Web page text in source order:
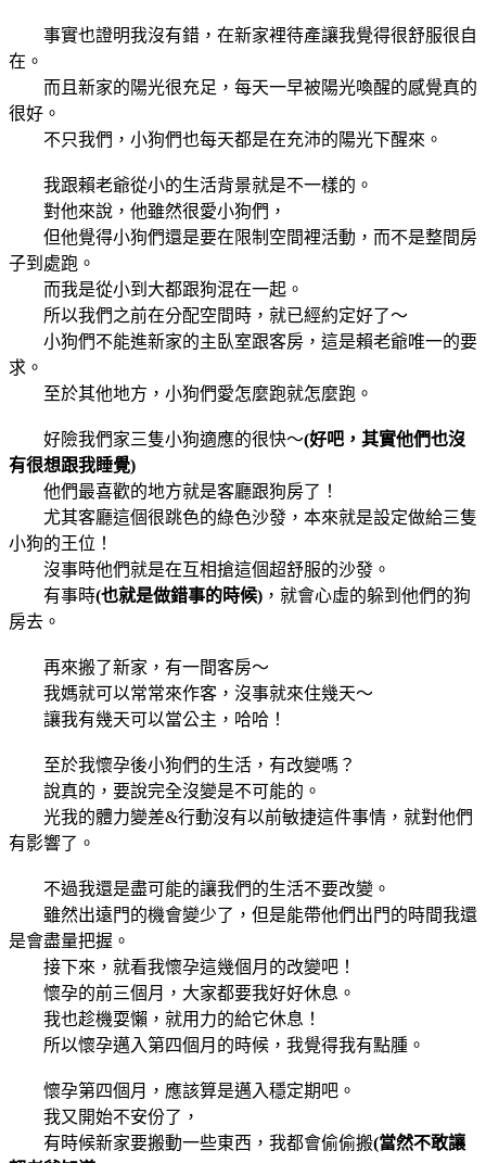
事實也證明我沒有錯，在新家裡待產讓我覺得很舒服很自
在。
而且新家的陽光很充足，每天一早被陽光喚醒的感覺真的
很好。
不只我們，小狗們也每天都是在充沛的陽光下醒來。
我跟賴老爺從小的生活背景就是不一樣的。
對他來說，他雖然很愛小狗們，
但他覺得小狗們還是要在限制空間裡活動，而不是整間房
子到處跑。
而我是從小到大都跟狗混在一起。
所以我們之前在分配空間時，就已經約定好了～
小狗們不能進新家的主臥室跟客房，這是賴老爺唯一的要
求。
至於其他地方，小狗們愛怎麼跑就怎麼跑。
好險我們家三隻小狗適應的很快～(好吧，其實他們也沒
有很想跟我睡覺)
他們最喜歡的地方就是客廳跟狗房了！
尤其客廳這個很跳色的綠色沙發，本來就是設定做給三隻
小狗的王位！
沒事時他們就是在互相搶這個超舒服的沙發。
有事時(也就是做錯事的時候) ，就會心虛的躲到他們的狗
房去。
再來搬了新家，有一間客房～
我媽就可以常常來作客，沒事就來住幾天～
讓我有幾天可以當公主，哈哈！
至於我懷孕後小狗們的生活，有改變嗎？
說真的，要說完全沒變是不可能的。
光我的體力變差&行動沒有以前敏捷這件事情，就對他們
有影響了。
不過我還是盡可能的讓我們的生活不要改變。
雖然出遠門的機會變少了，但是能帶他們出門的時間我還
是會盡量把握。
接下來，就看我懷孕這幾個月的改變吧！
懷孕的前三個月，大家都要我好好休息。
我也趁機耍懶，就用力的給它休息！
所以懷孕邁入第四個月的時候，我覺得我有點腫。
懷孕第四個月，應該算是邁入穩定期吧。
我又開始不安份了，
有時候新家要搬動一些東西，我都會偷偷搬(當然不敢讓